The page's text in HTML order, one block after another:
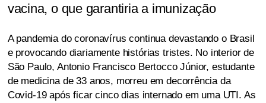
vacina, o que garantiria a imunização
A pandemia do coronavírus continua devastando o Brasil
e provocando diariamente histórias tristes. No interior de
São Paulo, Antonio Francisco Bertocco Júnior, estudante
de medicina de 33 anos, morreu em decorrência da
Covid-19 após ficar cinco dias internado em uma UTI. As